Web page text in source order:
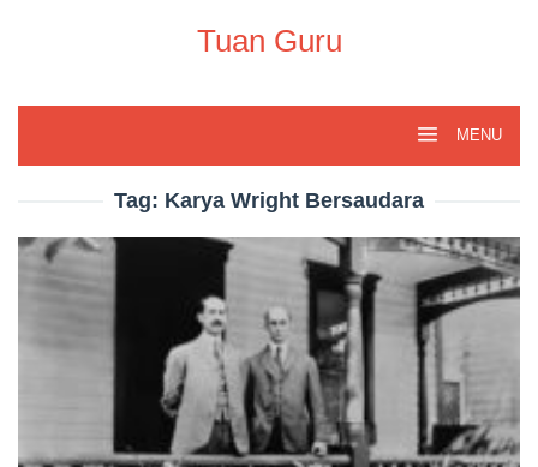
Tuan Guru
MENU
Tag: Karya Wright Bersaudara